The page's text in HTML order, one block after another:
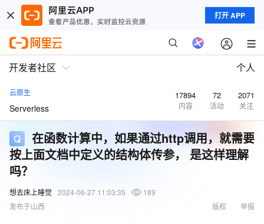
打开 APP
开发者社区 个人
云原生
Serverless
17894
内容
72
活动
2071
关注
在函数计算中，如果通过http调用，就需要
按上面文档中定义的结构体传参， 是这样理解
吗？
想去床上睡觉 2024-06-27 11:03:35
189
发布于山西
举报
版权